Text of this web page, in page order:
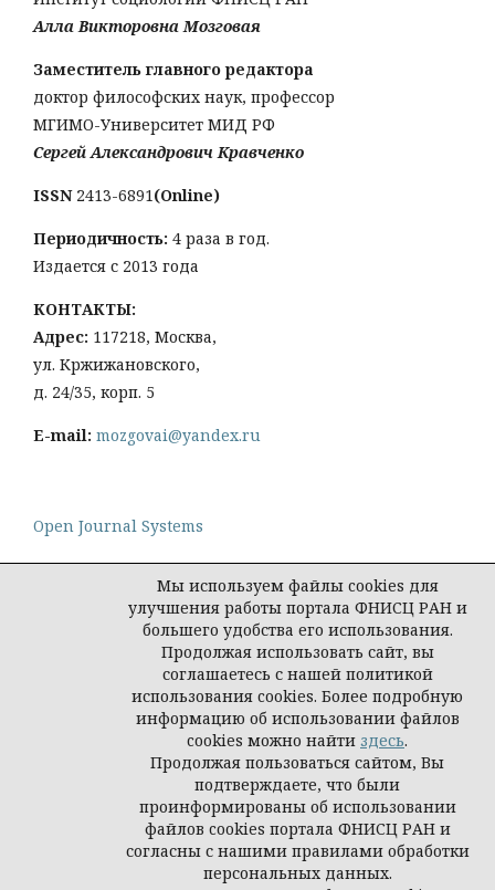
Алла Викторовна Мозговая
Заместитель главного редактора
доктор философских наук, профессор
МГИМО-Университет МИД РФ
Сергей Александрович Кравченко
ISSN 2413-6891(Online)
Периодичность: 4 раза в год.
Издается с 2013 года
КОНТАКТЫ:
Адрес: 117218, Москва,
ул. Кржижановского,
д. 24/35, корп. 5
E-mail: mozgovai@yandex.ru
Open Journal Systems
Политика конфиденциальности персональных
© Социологическая наука и социальная практика,
Мы используем файлы cookies для
улучшения работы портала ФНИСЦ РАН и
большего удобства его использования.
Продолжая использовать сайт, вы
соглашаетесь с нашей политикой
использования cookies. Более подробную
информацию об использовании файлов
cookies можно найти здесь.
Продолжая пользоваться сайтом, Вы
подтверждаете, что были
проинформированы об использовании
файлов cookies портала ФНИСЦ РАН и
согласны с нашими правилами обработки
персональных данных.